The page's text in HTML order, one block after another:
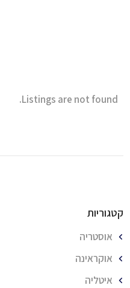
Listings are not found.
קטגוריות
אוסטריה
אוקראינה
איטליה